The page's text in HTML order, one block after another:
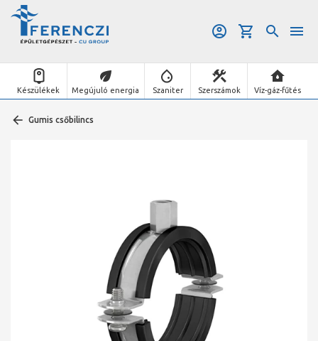
Készülékek Megújuló energia Szaniter Szerszámok Víz-gáz-fűtés
Gumis csőbilincs